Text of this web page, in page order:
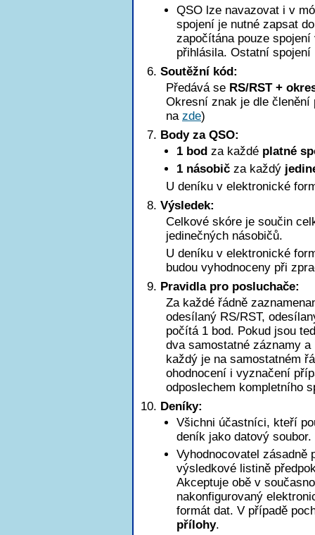
QSO lze navazovat i v
spojení je nutné zapsat
započítána pouze
přihlásila. Ostatní spojení
Soutěžní kód:
Předává se RS/RST +
Okresní znak je dle členění
na zde)
Body za QSO:
1 bod za každé platné
1 násobič za každý
U deníku v elektronické
Výsledek:
Celkové skóre je součin
jedinečných násobičů.
U deníku v elektronické
budou vyhodnoceny při
Pravidla pro posluchače:
Za každé řádně
odesílaný RS/RST,
počítá 1 bod. Pokud jsou
dva samostatné záznamy
každý je na samostatném
ohodnocení i vyznačení
odposlechem kompletního
Deníky:
Všichni účastníci, kteří
deník jako datový soubor.
Vyhodnocovatel zásadně
výsledkové listině
Akceptuje obě v
nakonfigurovaný
formát dat. V případě
přílohy.